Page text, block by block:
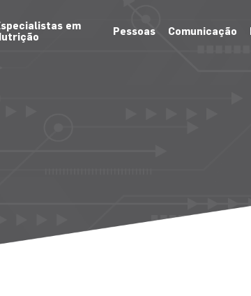
em
Pessoas Comunicação